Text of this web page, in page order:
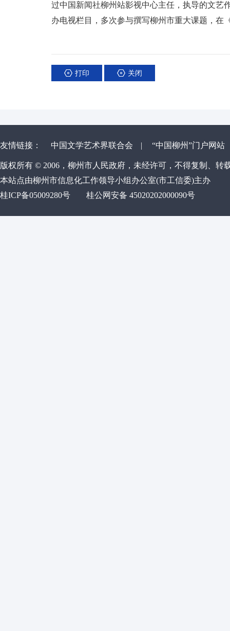
过中国新闻社柳州站影视中心主任，执导的文艺
办电视栏目，多次参与撰写柳州市重大课题，在
打印 关闭
友情链接： 中国文学艺术界联合会 | “中国柳州”门户网站
版权所有 © 2006，柳州市人民政府，未经许可，不得复制、转
本站点由柳州市信息化工作领导小组办公室(市工信委)主办
桂ICP备05009280号
桂公网安备 45020202000090号